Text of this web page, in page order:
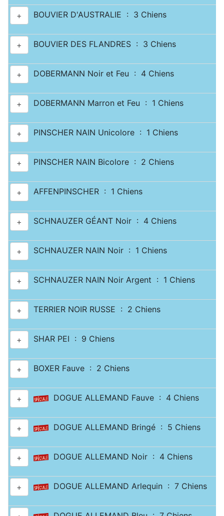
+ BOUVIER D'AUSTRALIE : 3 Chiens
+ BOUVIER DES FLANDRES : 3 Chiens
+ DOBERMANN Noir et Feu : 4 Chiens
+ DOBERMANN Marron et Feu : 1 Chiens
+ PINSCHER NAIN Unicolore : 1 Chiens
+ PINSCHER NAIN Bicolore : 2 Chiens
+ AFFENPINSCHER : 1 Chiens
+ SCHNAUZER GÉANT Noir : 4 Chiens
+ SCHNAUZER NAIN Noir : 1 Chiens
+ SCHNAUZER NAIN Noir Argent : 1 Chiens
+ TERRIER NOIR RUSSE : 2 Chiens
+ SHAR PEI : 9 Chiens
+ BOXER Fauve : 2 Chiens
+ DOGUE ALLEMAND Fauve : 4 Chiens
+ DOGUE ALLEMAND Bringé : 5 Chiens
+ DOGUE ALLEMAND Noir : 4 Chiens
+ DOGUE ALLEMAND Arlequin : 7 Chiens